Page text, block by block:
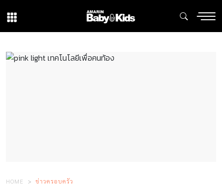
HOME ข่าวครอบครัว